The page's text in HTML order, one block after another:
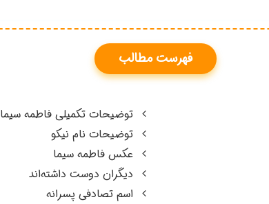
فهرست مطالب
توضیحات تکمیلی فاطمه سیما
توضیحات نام نیکو
عکس فاطمه سیما
دیگران دوست داشته‌اند
اسم تصادفی پسرانه